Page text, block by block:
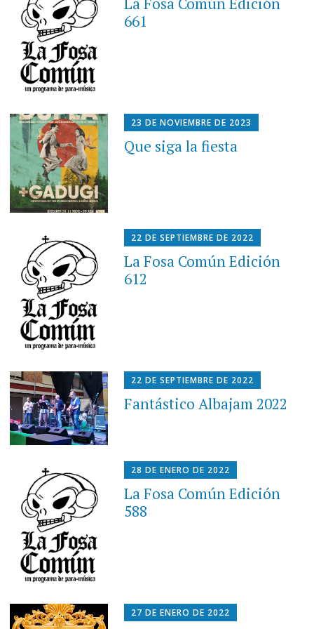
661
23 DE NOVIEMBRE DE 2023
Que siga la fiesta
22 DE SEPTIEMBRE DE 2022
La Fosa Común Edición
612
22 DE SEPTIEMBRE DE 2022
Fantástico Albajam 2022
28 DE ENERO DE 2022
La Fosa Común Edición
588
27 DE ENERO DE 2022